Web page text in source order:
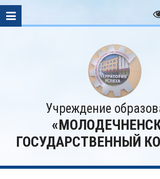
Учреждение
ГОСУДАРСТВЕННЫЙ